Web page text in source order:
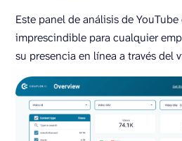
Este panel de análisis de
imprescindible para cualquier
su presencia en línea a través del